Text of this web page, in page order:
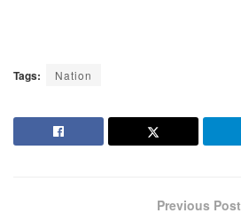
Tags: Nation
Previous Post